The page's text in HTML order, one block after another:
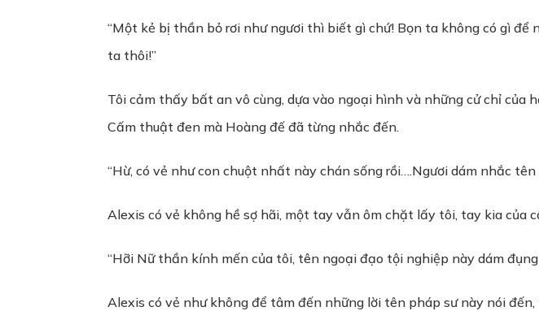
“Một kẻ bị thần bỏ rơi như ngươi thì biết gì chứ! Bọn ta không có gì
ta thôi!”
Tôi cảm thấy bất an vô cùng, dựa vào ngoại hình và những cử chỉ
Cấm thuật đen mà Hoàng đế đã từng nhắc đến.
“Hừ, có vẻ như con chuột nhất này chán sống rồi….Ngươi dám nhắc
Alexis có vẻ không hề sợ hãi, một tay vẫn ôm chặt lấy tôi, tay kia của
“Hỡi Nữ thần kính mến của tôi, tên ngoại đạo tội nghiệp này dám
Alexis có vẻ như không để tâm đến những lời tên pháp sư này nói